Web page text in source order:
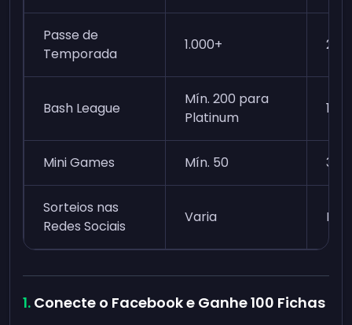
Passe de
Temporada
1.000+ 25
Bash League
Mín. 200 para
Platinum
18
Mini Games Mín. 50 3
Sorteios nas
Redes Sociais
Varia
Conecte o Facebook e Ganhe 100 Fichas